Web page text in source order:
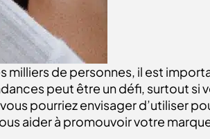
milliers de personnes, il est
peut être un défi, surtout si
pourriez envisager d’utiliser
aider à promouvoir votre